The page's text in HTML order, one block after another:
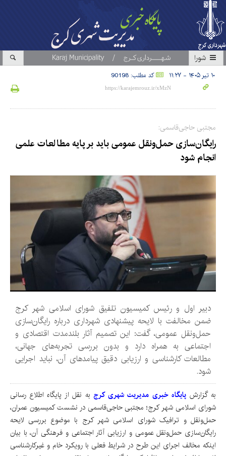
شورا
۱۰ تیر ۱۴۰۵ - ۱۱:۲۷ کد مطلب: 90198
مجتبی حاجی‌قاسمی:
رایگان‌سازی حمل‌ونقل عمومی باید بر پایه مطالعات علمی
انجام شود
دبیر اول و رئیس کمیسیون تلفیق شورای اسلامی شهر کرج
ضمن مخالفت با لایحه پیشنهادی شهرداری درباره رایگان‌سازی
حمل‌ونقل عمومی، گفت: این تصمیم آثار بلندمدت اقتصادی و
اجتماعی به همراه دارد و بدون بررسی تجربه‌های جهانی،
مطالعات کارشناسی و ارزیابی دقیق پیامدهای آن، نباید اجرایی
شود.
به گزارش پایگاه خبری مدیریت شهری کرج به نقل از پایگاه اطلاع رسانی
شورای اسلامی شهر کرج؛ مجتبی حاجی‌قاسمی در نشست کمیسیون عمران،
حمل‌ونقل و ترافیک شورای اسلامی شهر کرج با موضوع بررسی لایحه
رایگان‌سازی حمل‌ونقل عمومی و ارزیابی آثار اجتماعی و فرهنگی آن، با بیان
اینکه مخالف اجرای این طرح در شرایط فعلی با رویکرد خام و غیرکارشناسی